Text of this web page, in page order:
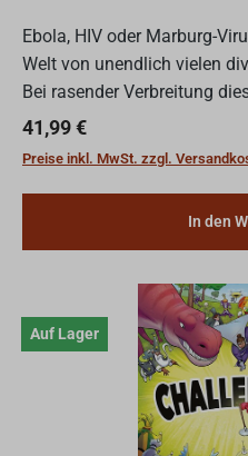
Ebola, HIV oder Marburg-
Welt von unendlich vielen
Bei rasender Verbreitung
zu Epidemien und final zu
Regulärer Preis:
41,99 €
Preise inkl. MwSt. zzgl.
In den
Auf Lager